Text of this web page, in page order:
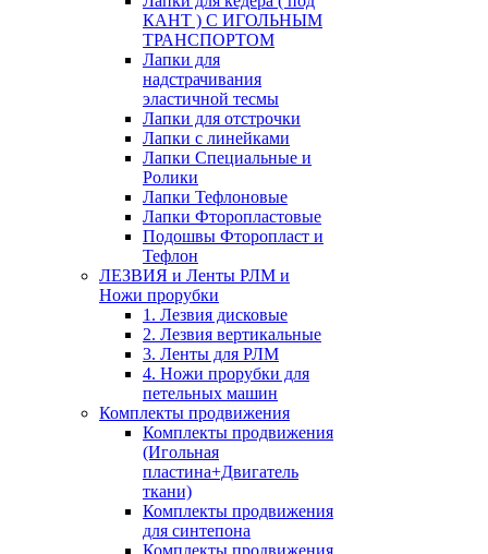
КАНТ ) С ИГОЛЬНЫМ
ТРАНСПОРТОМ
Лапки для
надстрачивания
эластичной тесмы
Лапки для отстрочки
Лапки с линейками
Лапки Специальные и
Ролики
Лапки Тефлоновые
Лапки Фторопластовые
Подошвы Фторопласт и
Тефлон
ЛЕЗВИЯ и Ленты РЛМ и
Ножи прорубки
1. Лезвия дисковые
2. Лезвия вертикальные
3. Ленты для РЛМ
4. Ножи прорубки для
петельных машин
Комплекты продвижения
Комплекты продвижения
(Игольная
пластина+Двигатель
ткани)
Комплекты продвижения
для синтепона
Комплекты продвижения